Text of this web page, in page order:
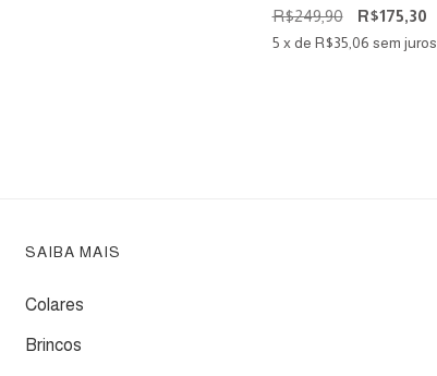
R$249,90
R$175,30
5 x de R$35,06 sem juros
SAIBA MAIS
Colares
Brincos